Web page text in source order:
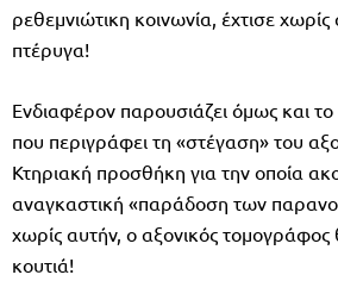
ρεθεμνιώτικη κοινωνία, έχτισε χωρίς
πτέρυγα!
Ενδιαφέρον παρουσιάζει όμως και το
που περιγράφει τη «στέγαση» του
Κτηριακή προσθήκη για την οποία
αναγκαστική «παράδοση των
χωρίς αυτήν, ο αξονικός
κουτιά!